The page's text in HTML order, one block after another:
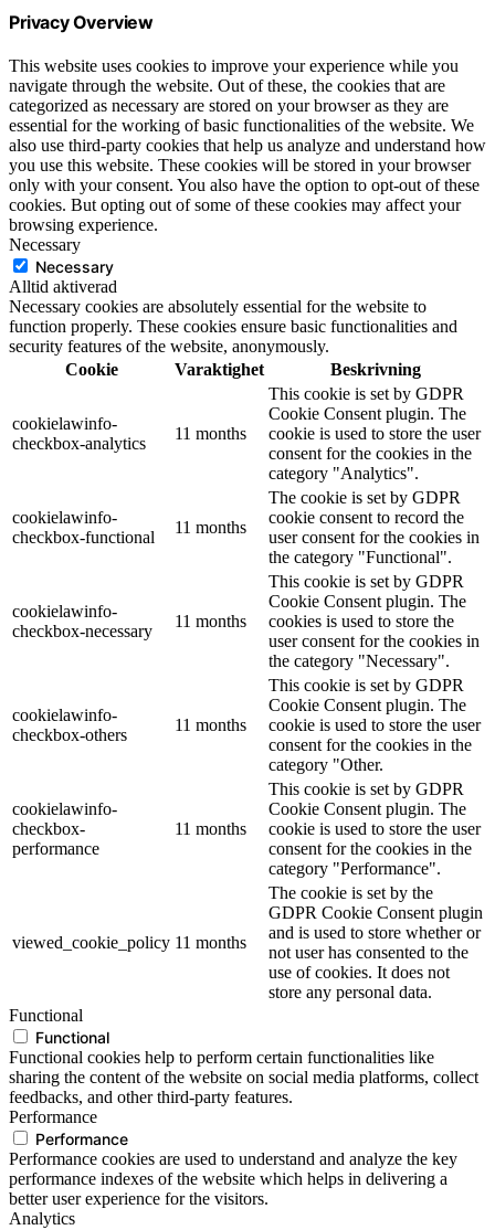
Privacy Overview
This website uses cookies to improve your experience while you
navigate through the website. Out of these, the cookies that are
categorized as necessary are stored on your browser as they are
essential for the working of basic functionalities of the website. We
also use third-party cookies that help us analyze and understand how
you use this website. These cookies will be stored in your browser
only with your consent. You also have the option to opt-out of these
cookies. But opting out of some of these cookies may affect your
browsing experience.
Necessary
Necessary
Alltid aktiverad
Necessary cookies are absolutely essential for the website to
function properly. These cookies ensure basic functionalities and
security features of the website, anonymously.
Cookie
Varaktighet Beskrivning
cookielawinfo-
checkbox-analytics
11 months
This cookie is set by GDPR
Cookie Consent plugin. The
cookie is used to store the user
consent for the cookies in the
category "Analytics".
cookielawinfo-
checkbox-functional
11 months
The cookie is set by GDPR
cookie consent to record the
user consent for the cookies in
the category "Functional".
cookielawinfo-
checkbox-necessary
11 months
This cookie is set by GDPR
Cookie Consent plugin. The
cookies is used to store the
user consent for the cookies in
the category "Necessary".
cookielawinfo-
checkbox-others
11 months
This cookie is set by GDPR
Cookie Consent plugin. The
cookie is used to store the user
consent for the cookies in the
category "Other.
cookielawinfo-
checkbox-
performance
11 months
This cookie is set by GDPR
Cookie Consent plugin. The
cookie is used to store the user
consent for the cookies in the
category "Performance".
viewed_cookie_policy 11 months
The cookie is set by the
GDPR Cookie Consent plugin
and is used to store whether or
not user has consented to the
use of cookies. It does not
store any personal data.
Functional
Functional
Functional cookies help to perform certain functionalities like
sharing the content of the website on social media platforms, collect
feedbacks, and other third-party features.
Performance
Performance
Performance cookies are used to understand and analyze the key
performance indexes of the website which helps in delivering a
better user experience for the visitors.
Analytics